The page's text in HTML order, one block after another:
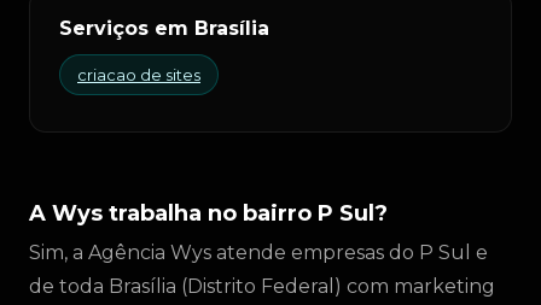
Serviços em Brasília
criacao de sites
A Wys trabalha no bairro P Sul?
Sim, a Agência Wys atende empresas do P Sul e
de toda Brasília (Distrito Federal) com marketing